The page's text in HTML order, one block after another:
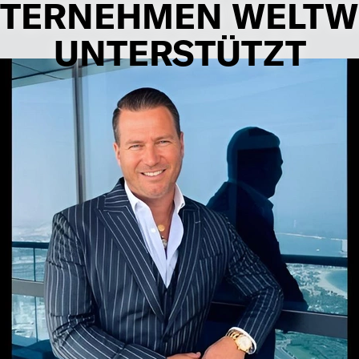
UNTERSTÜTZT